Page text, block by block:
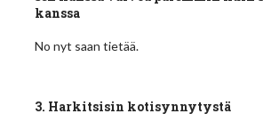
kanssa
No nyt saan tietää.
3. Harkitsisin kotisynnytystä